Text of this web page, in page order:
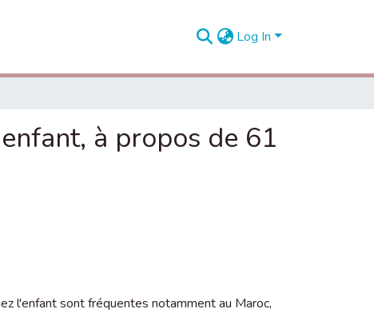
Log In
à propos de 61
l'enfant sont fréquentes notamment au Maroc,